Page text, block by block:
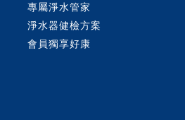
專屬淨水管家
淨水器健檢方案
會員獨享好康